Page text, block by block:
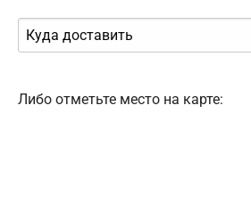
Либо отметьте место на карте: